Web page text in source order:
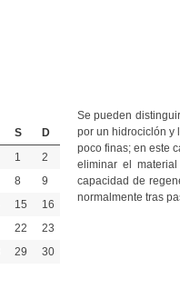
Se pueden
por un hidrociclón y
poco finas; en este
eliminar el
capacidad de
normalmente tras
S
D
1
2
8
9
15
16
22
23
29
30